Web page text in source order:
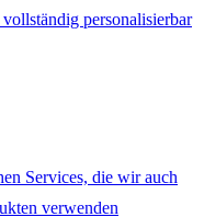
personalisierbar
Services, die wir auch
verwenden